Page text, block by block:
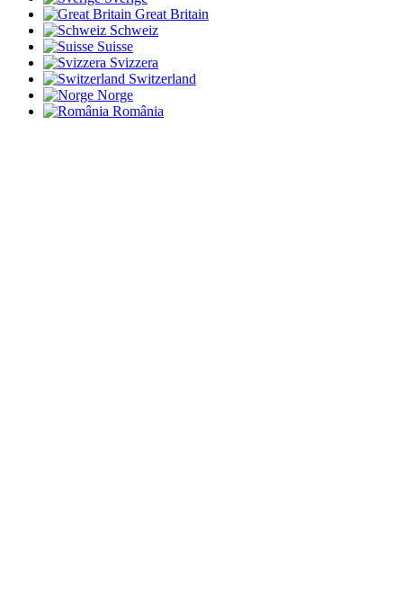
Great Britain
Schweiz
Suisse
Svizzera
Switzerland
Norge
România